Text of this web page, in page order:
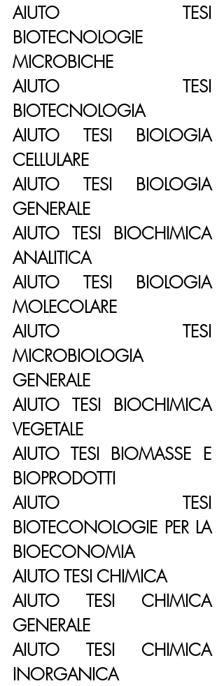
AIUTO TESI
BIOTECNOLOGIE
MICROBICHE
AIUTO TESI
BIOTECNOLOGIA
AIUTO TESI BIOLOGIA
CELLULARE
AIUTO TESI BIOLOGIA
GENERALE
AIUTO TESI BIOCHIMICA
ANALITICA
AIUTO TESI BIOLOGIA
MOLECOLARE
AIUTO TESI
MICROBIOLOGIA
GENERALE
AIUTO TESI BIOCHIMICA
VEGETALE
AIUTO TESI BIOMASSE E
BIOPRODOTTI
AIUTO TESI
BIOTECONOLOGIE PER LA
BIOECONOMIA
AIUTO TESI CHIMICA
AIUTO TESI CHIMICA
GENERALE
AIUTO TESI CHIMICA
INORGANICA